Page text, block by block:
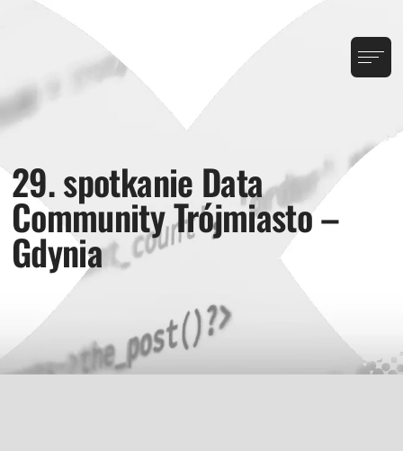
29. spotkanie Data
Community Trójmiasto –
Gdynia